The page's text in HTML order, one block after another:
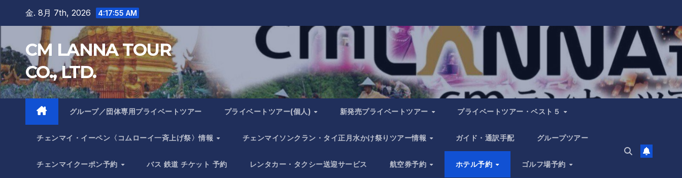
金. 8月 7th, 2026 4:17:56 AM
CM LANNA TOUR
CO., LTD.
グループ／団体専用プライベートツアー プライベートツアー(個人) 新発売プライベートツアー プライベートツアー・ベスト５
チェンマイ・イーペン〈コムローイ一斉上げ祭〉情報 チェンマイソンクラン・タイ正月水かけ祭りツアー情報 ガイド・通訳手配 グループツアー
チェンマイクーポン予約 バス 鉄道 チケット 予約 レンタカー・タクシー送迎サービス 航空券予約 ホテル予約 ゴルフ場予約